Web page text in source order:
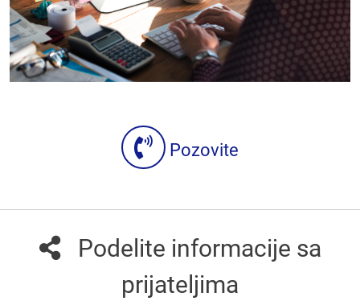
Pozovite
Podelite informacije sa
prijateljima